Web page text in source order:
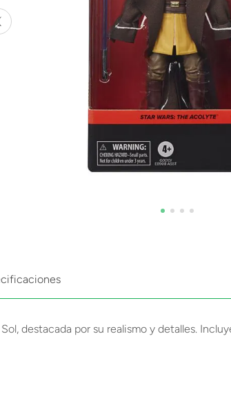
destacada por su realismo y detalles.